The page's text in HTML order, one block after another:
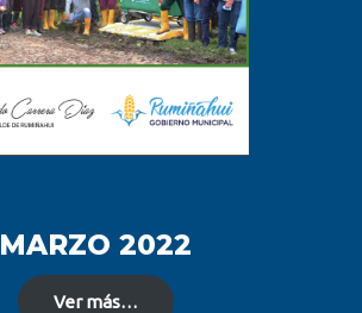
MARZO 2022
Ver más…